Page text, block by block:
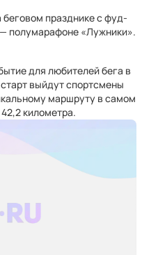
празднике с фуд-
полумарафоне «Лужники».
для любителей бега в
выйдут спортсмены
маршруту в самом
километра.